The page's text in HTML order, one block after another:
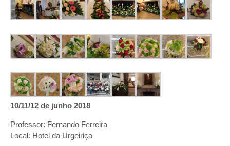
10/11/12 de junho 2018
Professor: Fernando Ferreira
Local: Hotel da Urgeiriça